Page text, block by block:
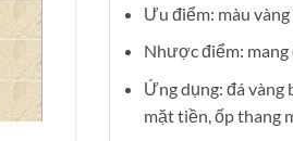
Ưu điểm: màu vàng
Nhược điểm: mang
Ứng dụng: đá
mặt tiền, ốp thang